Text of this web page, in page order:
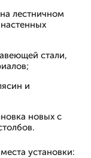
лестничном
стали,
и
новых с
установки: